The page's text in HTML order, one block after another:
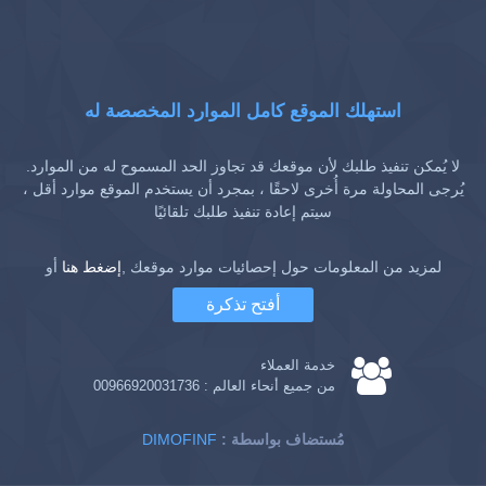
استهلك الموقع كامل الموارد المخصصة له
لا يُمكن تنفيذ طلبك لأن موقعك قد تجاوز الحد المسموح له من الموارد.
يُرجى المحاولة مرة أُخرى لاحقًا ، بمجرد أن يستخدم الموقع موارد أقل ،
سيتم إعادة تنفيذ طلبك تلقائيًا
لمزيد من المعلومات حول إحصائيات موارد موقعك ,إضغط هنا أو
أفتح تذكرة
خدمة العملاء
من جميع أنحاء العالم : 00966920031736
DIMOFINF : مُستضاف بواسطة